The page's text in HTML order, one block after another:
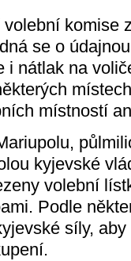
komise
se o
i nátlak na
místností
kyjevské
volební
Podle
síly,